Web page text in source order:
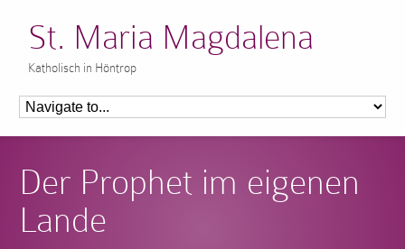
St. Maria Magdalena
Katholisch in Höntrop
Der Prophet im eigenen
Lande